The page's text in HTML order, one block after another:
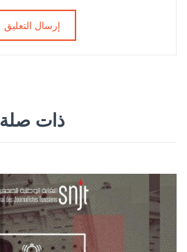
ذات صلة